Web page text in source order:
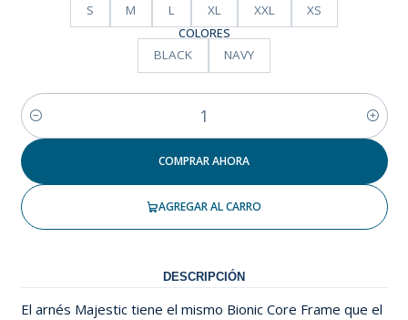
S
M L XL XXL
XS
COLORES
BLACK
NAVY
Cantidad
AGREGAR AL CARRO
COMPRAR AHORA
DESCRIPCIÓN
El arnés Majestic tiene el mismo Bionic Core Frame que el